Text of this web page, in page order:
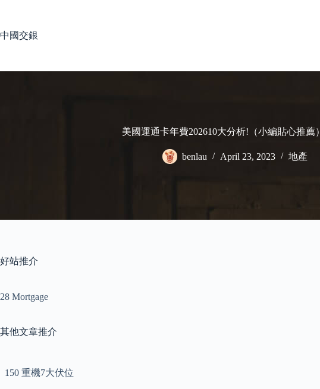
中國交銀
美國運通卡年費202610大分析!（小編貼心推薦）
benlau April 23, 2023 地產
好站推介
28 Mortgage
其他文章推介
150 重機7大伏位